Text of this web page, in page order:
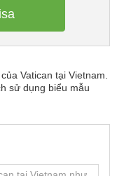
Vatican tại Vietnam.
sử dụng biểu mẫu